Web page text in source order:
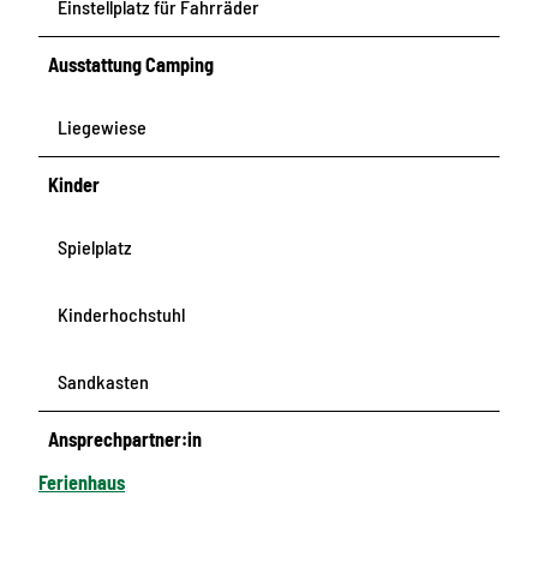
Einstellplatz für Fahrräder
Ausstattung Camping
Liegewiese
Kinder
Spielplatz
Kinderhochstuhl
Sandkasten
Ansprechpartner:in
Ferienhaus